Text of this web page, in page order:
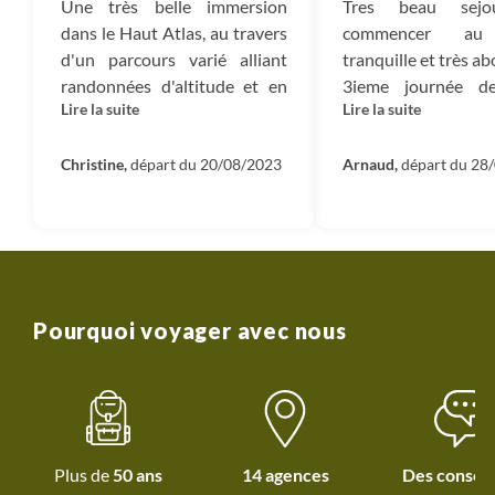
Une très belle immersion
dans le Haut Atlas, au travers
d'un parcours varié alliant
randonnées d'altitude et en
vallée, visites et ateliers. Des
locale pour découvrir un
nous faire découvrir sa région.
et la chaleur parfois
étouffante, les sentiers pas
dans un paysage lunaire, la
Lire la suite
Christine,départ du 20/08/2023
Tres beau
commencer
tranquille et très
3ieme journée
entre le camp et
être a bien
découvrir sa
Lire la suite
Arnaud,départ du
Pourquoi voyager avec nous
Plus de50 ans
14 agences
Des